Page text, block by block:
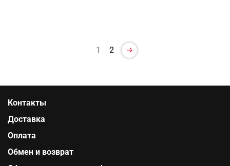
1 2
Контакты
Доставка
Оплата
Обмен и возврат